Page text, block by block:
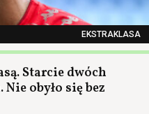
EKSTRAKLASA
Starcie dwóch
obyło się bez